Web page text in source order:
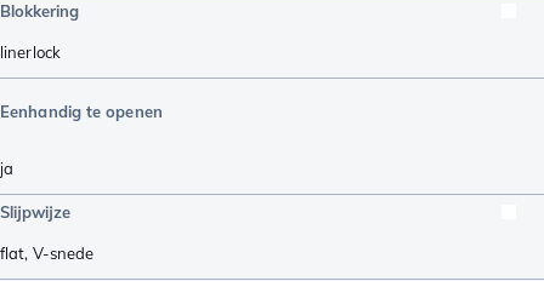
Blokkering
linerlock
Eenhandig te openen
ja
Slijpwijze
flat, V-snede